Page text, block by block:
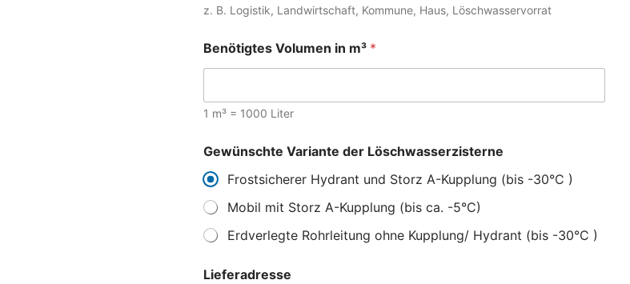
z. B. Logistik, Landwirtschaft, Kommune, Haus, Löschwasservorrat
Benötigtes Volumen in m³ *
1 m³ = 1000 Liter
Gewünschte Variante der Löschwasserzisterne
Frostsicherer Hydrant und Storz A-Kupplung (bis -30°C )
Mobil mit Storz A-Kupplung (bis ca. -5°C)
Erdverlegte Rohrleitung ohne Kupplung/ Hydrant (bis -30°C )
Lieferadresse